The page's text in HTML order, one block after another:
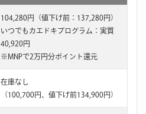
104,280円（値下げ前：137,280円）
いつでもカエドキプログラム：実質
40,920円
※MNPで2万円分ポイント還元
在庫なし
（100,700円、値下げ前134,900円）